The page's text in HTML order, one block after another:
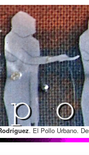
. El Pollo Urbano.